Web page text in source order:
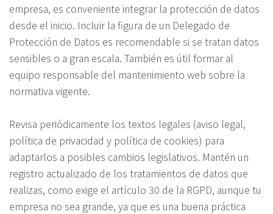
empresa, es conveniente integrar la protección de datos
desde el inicio. Incluir la figura de un Delegado de
Protección de Datos es recomendable si se tratan datos
sensibles o a gran escala. También es útil formar al
equipo responsable del mantenimiento web sobre la
normativa vigente.
Revisa periódicamente los textos legales (aviso legal,
política de privacidad y política de cookies) para
adaptarlos a posibles cambios legislativos. Mantén un
registro actualizado de los tratamientos de datos que
realizas, como exige el artículo 30 de la RGPD, aunque tu
empresa no sea grande, ya que es una buena práctica